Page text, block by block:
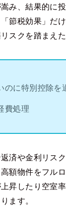
み、結果的に
節税効果」だ
スクを踏まえ
のに特別控除を
費処理
済や金利リス
額物件をフル
昇したり空室
ます。